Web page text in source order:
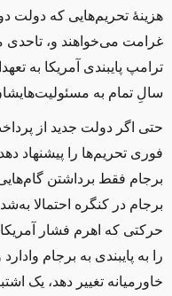
هزینهٔ تحریم‌هایی که دولت
غرامت می‌خواهند و، تاحدی
ترامپ پایبندی آمریکا به
سالِ تمام به مسئولیت‌هایشان
حتی اگر دولت جدید از
فوری تحریم‌ها را پیشنهاد
برجام فقط برداشتن
برجام در کنگره احتمالا
حرکتی که اهرم فشار
را به پایبندی به برجام
خاورمیانه تغییر دهد، یک